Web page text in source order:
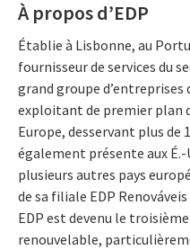
À propos d’EDP
Établie à Lisbonne, au
fournisseur de services du
grand groupe d’entreprises
exploitant de premier plan
Europe, desservant plus de
également présente aux É.-
plusieurs autres pays
de sa filiale EDP
EDP est devenu le
renouvelable,